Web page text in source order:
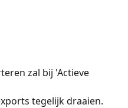
zal bij 'Actieve
tegelijk draaien.